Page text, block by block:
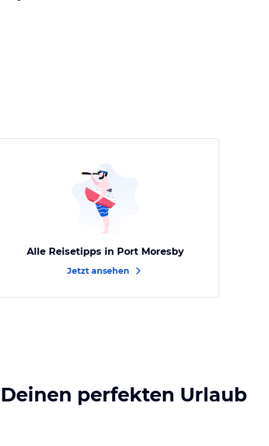
Alle Reisetipps in Port Moresby
Jetzt ansehen
perfekten Urlaub